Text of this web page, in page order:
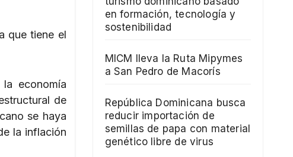
que tiene el
economía
de
se haya
la inflación
en formación, tecnología y
sostenibilidad
MICM lleva la Ruta Mipymes
a San Pedro de Macorís
República Dominicana busca
reducir importación de
semillas de papa con material
genético libre de virus